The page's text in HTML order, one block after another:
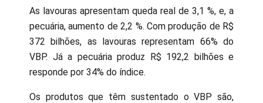
As lavouras apresentam queda real de 3,1 %, e, a
pecuária, aumento de 2,2 %. Com produção de R$
372 bilhões, as lavouras representam 66% do
VBP. Já a pecuária produz R$ 192,2 bilhões e
responde por 34% do índice.
Os produtos que têm sustentado o VBP são,